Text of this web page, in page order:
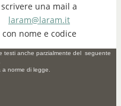
scrivere una mail a
laram@laram.it
con nome e codice
testi anche parzialmente del seguente
norme di legge.